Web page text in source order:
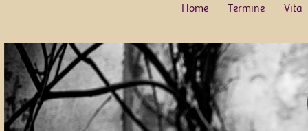
Home Termine Vita